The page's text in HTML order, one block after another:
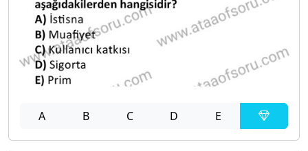
A B C D E